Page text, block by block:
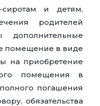
и детям,
родителей
дополнительные
помещение в виде
на приобретение
помещения в
погашения
обязательства